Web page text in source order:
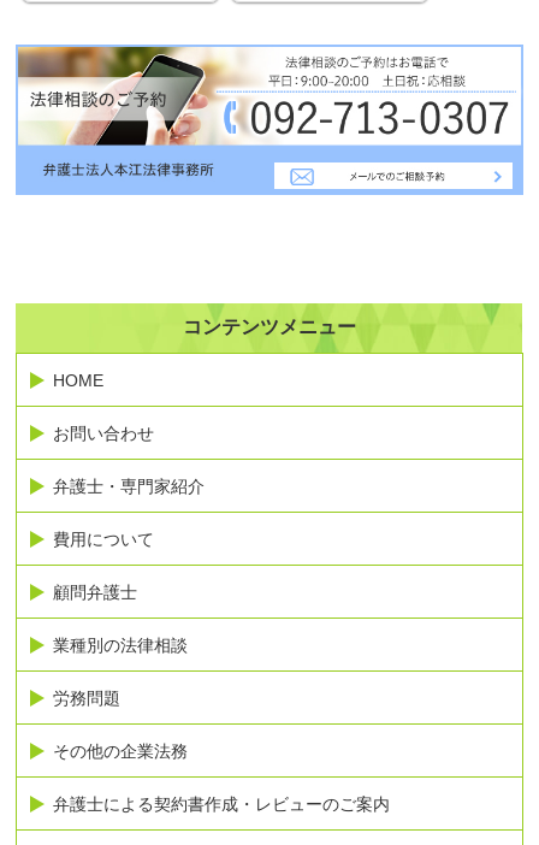
コンテンツメニュー
HOME
お問い合わせ
弁護士・専門家紹介
費用について
顧問弁護士
業種別の法律相談
労務問題
その他の企業法務
弁護士による契約書作成・レビューのご案内